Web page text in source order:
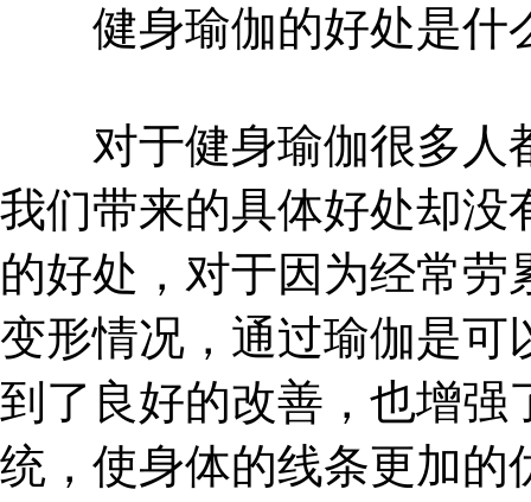
健身瑜伽的好处是什
对于健身瑜伽很多人
我们带来的具体好处却没
的好处，对于因为经常
变形情况，通过瑜伽是可
到了良好的改善，也增强
统，使身体的线条更加的